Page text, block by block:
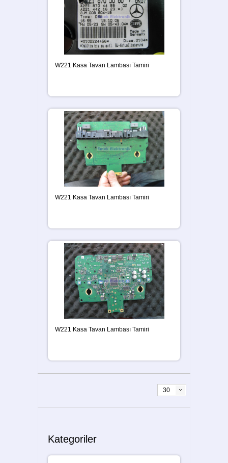
W221 Kasa Tavan Lambası Tamiri
W221 Kasa Tavan Lambası Tamiri
W221 Kasa Tavan Lambası Tamiri
30
Kategoriler